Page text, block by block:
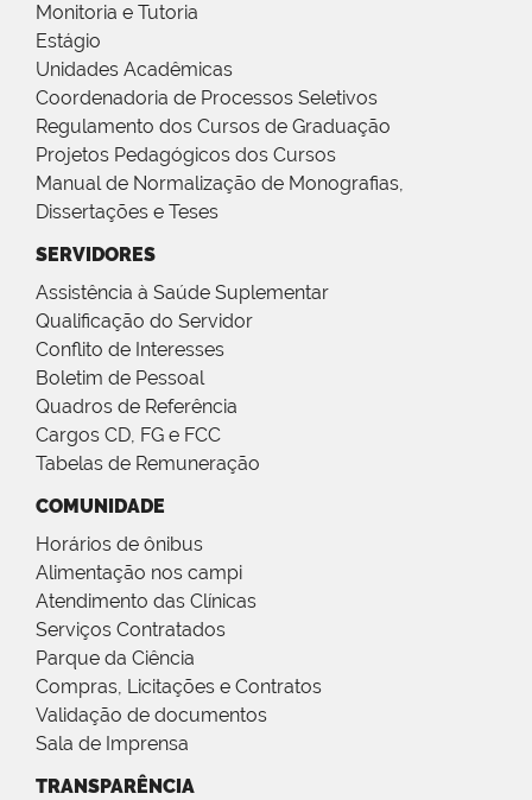
Monitoria e Tutoria
Estágio
Unidades Acadêmicas
Coordenadoria de Processos Seletivos
Regulamento dos Cursos de Graduação
Projetos Pedagógicos dos Cursos
Manual de Normalização de Monografias,
Dissertações e Teses
SERVIDORES
Assistência à Saúde Suplementar
Qualificação do Servidor
Conflito de Interesses
Boletim de Pessoal
Quadros de Referência
Cargos CD, FG e FCC
Tabelas de Remuneração
COMUNIDADE
Horários de ônibus
Alimentação nos campi
Atendimento das Clínicas
Serviços Contratados
Parque da Ciência
Compras, Licitações e Contratos
Validação de documentos
Sala de Imprensa
TRANSPARÊNCIA